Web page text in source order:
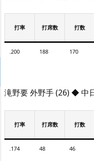
打率 打席数 打数
.200 188 170
滝野要 外野手 (26) ◆ 中
打率 打席数 打数
.174 48 46